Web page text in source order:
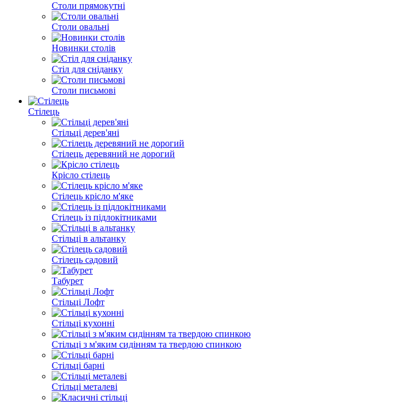
Столи прямокутні
Столи овальні
Новинки столів
Стіл для сніданку
Столи письмові
Стілець
Стільці дерев'яні
Стілець деревяний не дорогий
Крісло стілець
Стілець крісло м'яке
Стілець із підлокітниками
Стільці в альтанку
Стілець садовий
Табурет
Стільці Лофт
Стільці кухонні
Стільці з м'яким сидінням та твердою спинкою
Стільці барні
Стільці металеві